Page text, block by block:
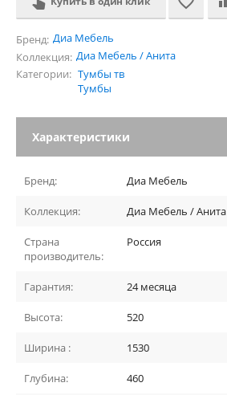
Бренд: Диа Мебель
Коллекция: Диа Мебель / Анита
Категории: Тумбы тв
Тумбы
Характеристики
Бренд: Диа Мебель
Коллекция: Диа Мебель / Анита
Страна
производитель:
Россия
Гарантия: 24 месяца
Высота: 520
Ширина : 1530
Глубина: 460